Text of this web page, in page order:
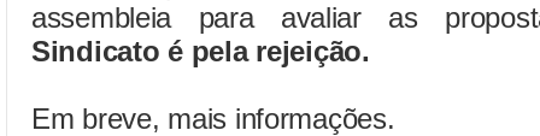
assembleia para avaliar as
Sindicato é pela rejeição.
Em breve, mais informações.